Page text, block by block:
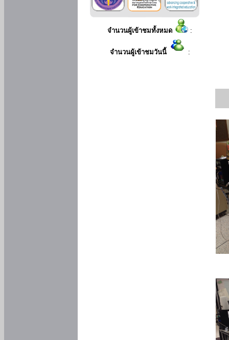
จำนวนผู้เข้าชมทั้งหมด :
จำนวนผู้เข้าชมวันนี้ :